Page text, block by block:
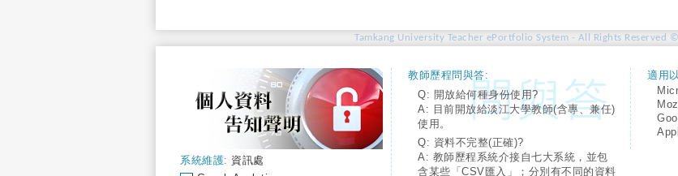
Tamkang University Teacher ePortfolio System - All Rights Reserved
系統維護: 資訊處
教師歷程問與答:
Q: 開放給何種身份使用?
A: 目前開放給淡江大學教師(含專、兼任)
使用。
Q: 資料不完整(正確)?
A: 教師歷程系統介接自七大系統，並包
含某些「CSV匯入」；分別有不同的資料
適用